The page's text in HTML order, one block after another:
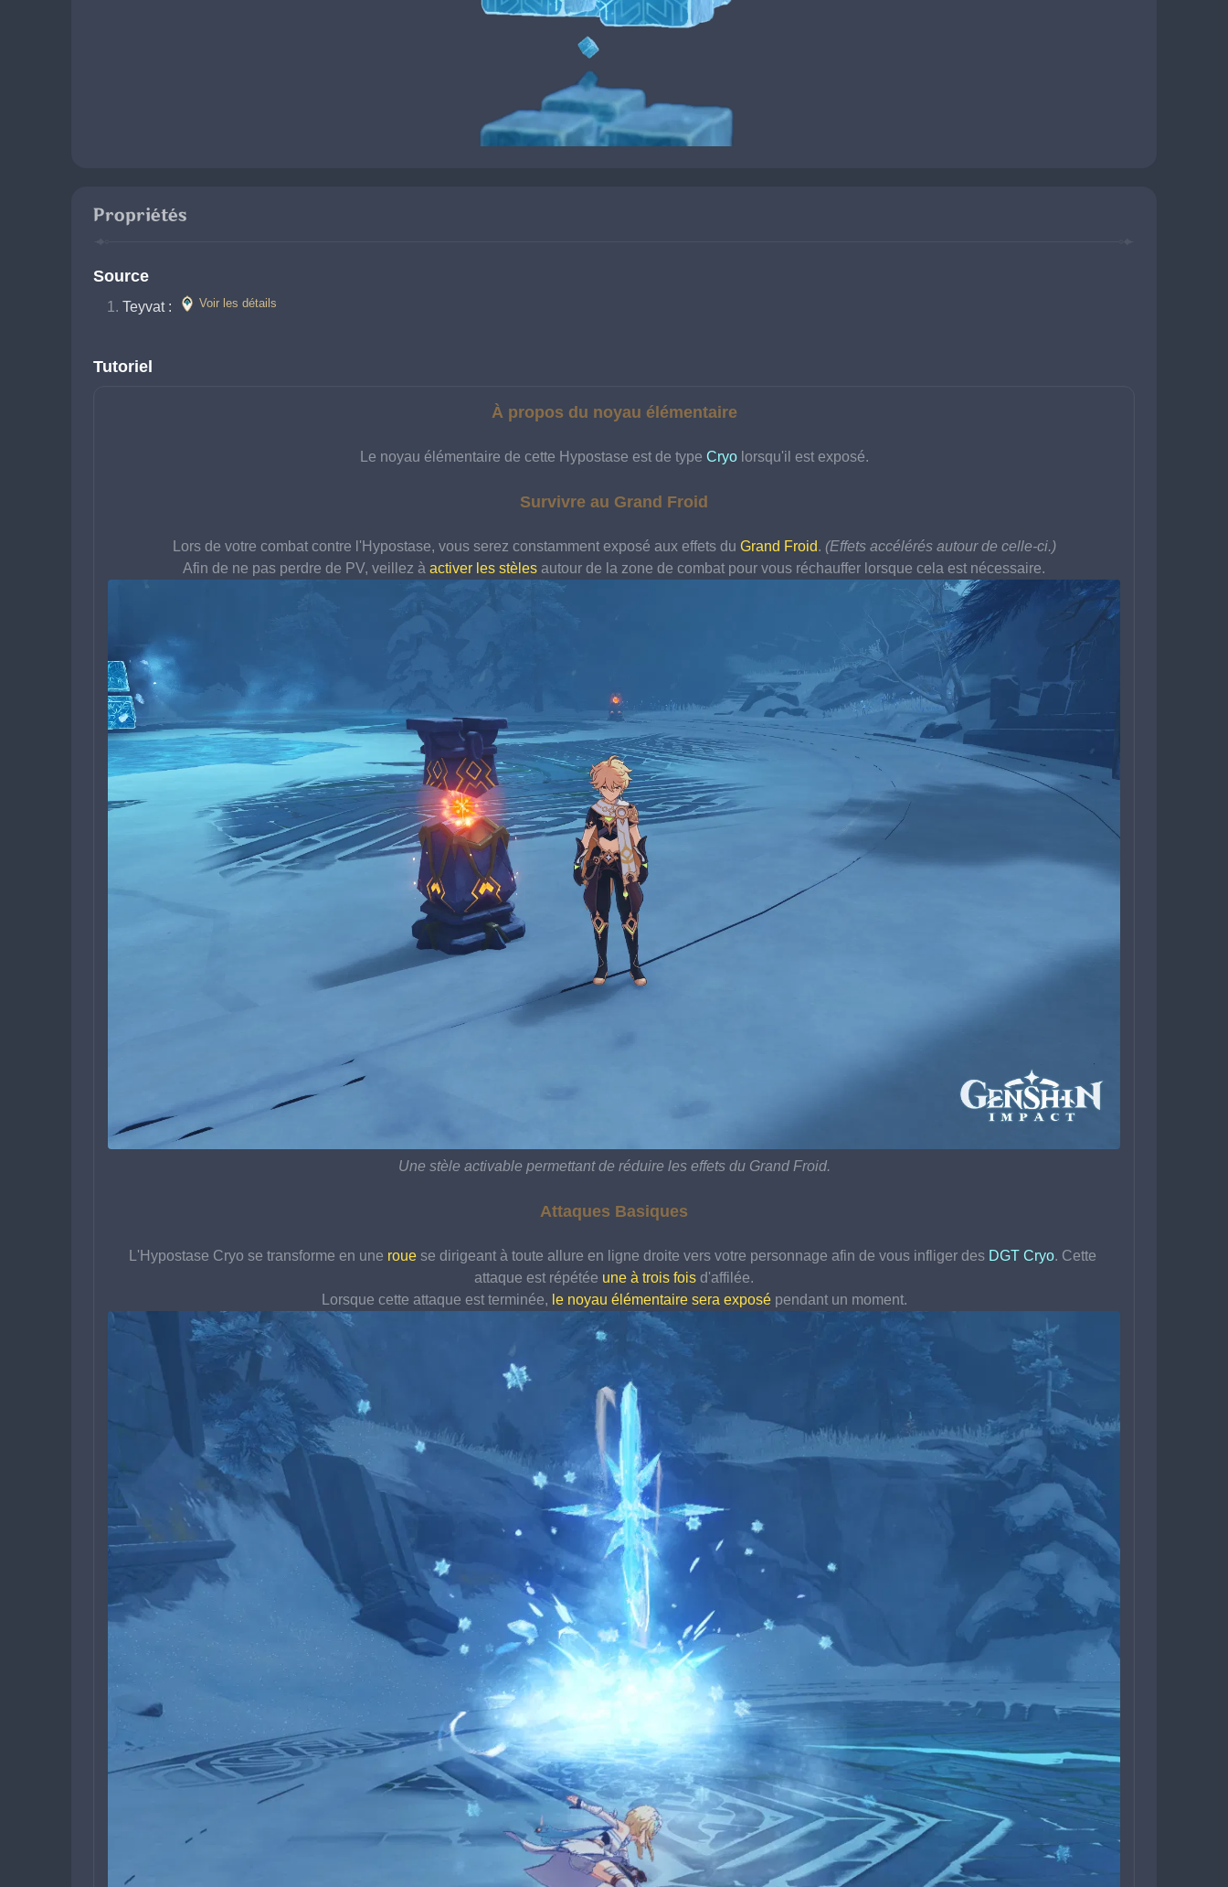
Propriétés
Source
Teyvat : Voir les détails
Tutoriel
À propos du noyau élémentaire
Le noyau élémentaire de cette Hypostase est de type Cryo lorsqu'il est exposé.
Survivre au Grand Froid
Lors de votre combat contre l'Hypostase, vous serez constamment exposé aux effets du Grand Froid. (Effets accélérés autour de celle-ci.)
Afin de ne pas perdre de PV, veillez à activer les stèles autour de la zone de combat pour vous réchauffer lorsque cela est nécessaire.
Une stèle activable permettant de réduire les effets du Grand Froid.
Attaques Basiques
L'Hypostase Cryo se transforme en une roue se dirigeant à toute allure en ligne droite vers votre personnage afin de vous infliger des DGT Cryo. Cette
attaque est répétée une à trois fois d'affilée.
Lorsque cette attaque est terminée, le noyau élémentaire sera exposé pendant un moment.